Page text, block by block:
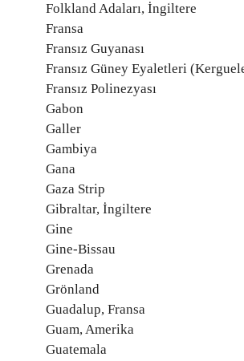
Folkland Adaları, İngiltere
Fransa
Fransız Guyanası
Fransız Güney Eyaletleri
Fransız Polinezyası
Gabon
Galler
Gambiya
Gana
Gaza Strip
Gibraltar, İngiltere
Gine
Gine-Bissau
Grenada
Grönland
Guadalup, Fransa
Guam, Amerika
Guatemala